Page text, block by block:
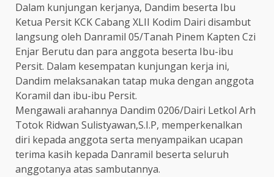
Dalam kunjungan kerjanya, Dandim beserta Ibu
Ketua Persit KCK Cabang XLII Kodim Dairi disambut
langsung oleh Danramil 05/Tanah Pinem Kapten Czi
Enjar Berutu dan para anggota beserta Ibu-ibu
Persit. Dalam kesempatan kunjungan kerja ini,
Dandim melaksanakan tatap muka dengan anggota
Koramil dan ibu-ibu Persit.
Mengawali arahannya Dandim 0206/Dairi Letkol Arh
Totok Ridwan Sulistyawan,S.I.P, memperkenalkan
diri kepada anggota serta menyampaikan ucapan
terima kasih kepada Danramil beserta seluruh
anggotanya atas sambutannya.